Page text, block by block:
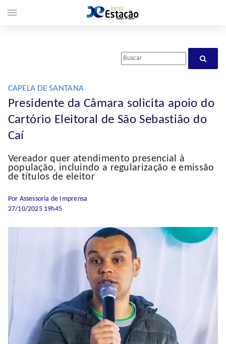
CAPELA DE SANTANA
Presidente da Câmara solicita apoio do
Cartório Eleitoral de São Sebastião do
Caí
Vereador quer atendimento presencial à
população, incluindo a regularização e emissão
de títulos de eleitor
Por Assessoria de Imprensa
27/10/2025 19h45
menu